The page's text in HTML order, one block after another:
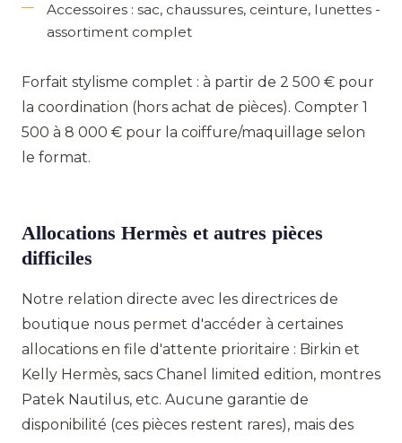
Accessoires : sac, chaussures, ceinture, lunettes -
assortiment complet
Forfait stylisme complet : à partir de 2 500 € pour
la coordination (hors achat de pièces). Compter 1
500 à 8 000 € pour la coiffure/maquillage selon
le format.
Allocations Hermès et autres pièces
difficiles
Notre relation directe avec les directrices de
boutique nous permet d'accéder à certaines
allocations en file d'attente prioritaire : Birkin et
Kelly Hermès, sacs Chanel limited edition, montres
Patek Nautilus, etc. Aucune garantie de
disponibilité (ces pièces restent rares), mais des